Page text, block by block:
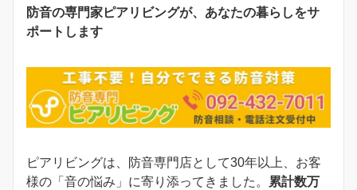
防音の専門家ピアリビングが、あなたの暮らしをサ
ポートします
ピアリビングは、防音専門店として30年以上、お客
様の「音の悩み」に寄り添ってきました。
累計数万